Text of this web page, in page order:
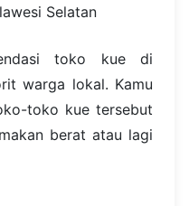
Selatan
toko kue di
warga lokal. Kamu
toko kue tersebut
berat atau lagi